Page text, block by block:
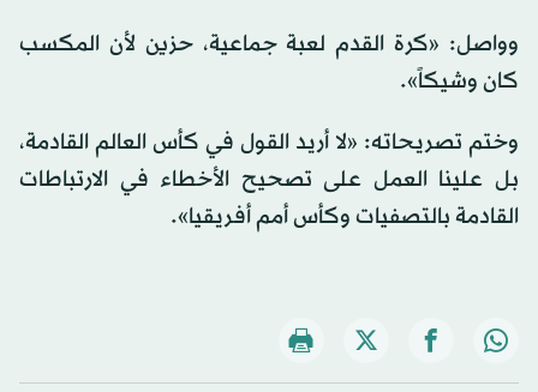
وواصل: «كرة القدم لعبة جماعية، حزين لأن المكسب
كان وشيكاً».
وختم تصريحاته: «لا أريد القول في كأس العالم القادمة،
بل علينا العمل على تصحيح الأخطاء في الارتباطات
القادمة بالتصفيات وكأس أمم أفريقيا».